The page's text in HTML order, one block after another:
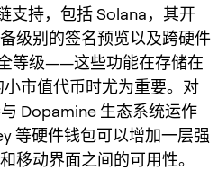
支持，包括 Solana，其开
级别的签名预览以及跨硬件
等级——这些功能在存储在
小市值代币时尤为重要。对
Dopamine 生态系统运作
等硬件钱包可以增加一层强
移动界面之间的可用性。